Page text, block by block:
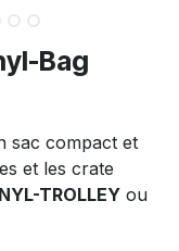
Bag
sac compact et
et les crate
TROLLEY ou